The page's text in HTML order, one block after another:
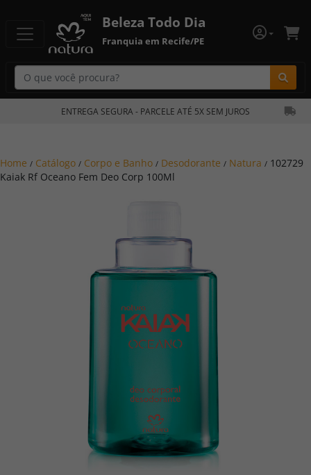
Beleza Todo Dia
Franquia em Recife/PE
ENTREGA SEGURA - PARCELE ATÉ 5X SEM JUROS
Home / Catálogo / Corpo e Banho / Desodorante / Natura / 102729
Kaiak Rf Oceano Fem Deo Corp 100Ml